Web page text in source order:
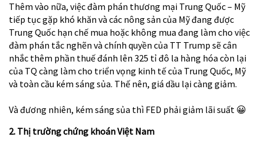
Thêm vào nữa, việc đàm phán thương mại Trung Quốc – Mỹ
tiếp tục gặp khó khăn và các nông sản của Mỹ đang được
Trung Quốc hạn chế mua hoặc không mua đang làm cho việc
đàm phán tắc nghẽn và chính quyền của TT Trump sẽ cân
nhắc thêm phần thuế đánh lên 325 tỉ đô la hàng hóa còn lại
của TQ càng làm cho triển vọng kinh tế của Trung Quốc, Mỹ
và toàn cầu kém sáng sủa. Thế nên, giá dầu lại càng giảm.
Và đương nhiên, kém sáng sủa thì FED phải giảm lãi suất 😀
2. Thị trường chứng khoán Việt Nam